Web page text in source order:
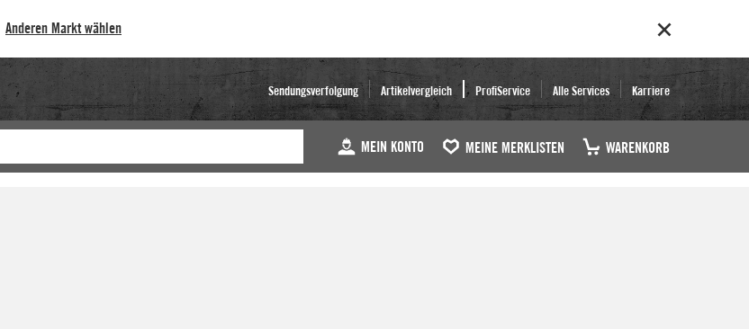
Anderen Markt wählen
Sendungsverfolgung Artikelvergleich ProfiService Alle Services Karriere
MEIN KONTO MEINE MERKLISTEN WARENKORB